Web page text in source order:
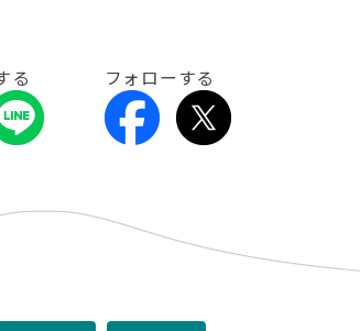
る フォローする